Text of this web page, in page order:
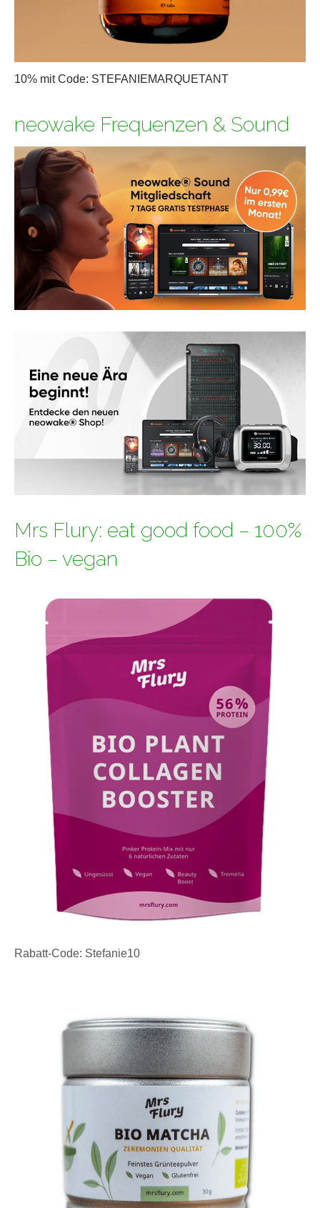
10% mit Code: STEFANIEMARQUETANT
neowake Frequenzen & Sound
Mrs Flury: eat good food – 100%
Bio – vegan
Rabatt-Code: Stefanie10